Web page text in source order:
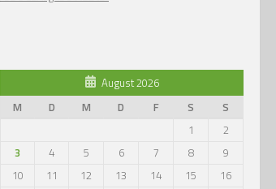
August 2026
M
D M D F S
S
1
2
3
4 5 6 7 8
9
10
11 12 13 14 15
16